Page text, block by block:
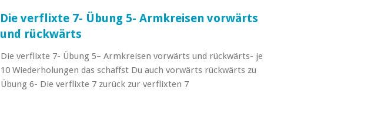
Die verflixte 7- Übung 5- Armkreisen vorwärts
und rückwärts
Die verflixte 7- Übung 5– Armkreisen vorwärts und rückwärts- je
10 Wiederholungen das schaffst Du auch vorwärts rückwärts zu
Übung 6- Die verflixte 7 zurück zur verflixten 7